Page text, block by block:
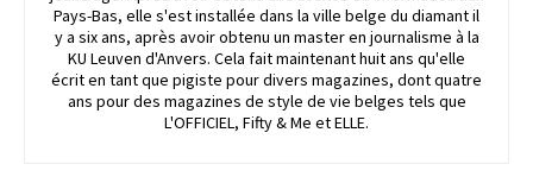
Pays-Bas, elle s'est installée dans la ville belge du diamant il
y a six ans, après avoir obtenu un master en journalisme à la
KU Leuven d'Anvers. Cela fait maintenant huit ans qu'elle
écrit en tant que pigiste pour divers magazines, dont quatre
ans pour des magazines de style de vie belges tels que
L'OFFICIEL, Fifty & Me et ELLE.